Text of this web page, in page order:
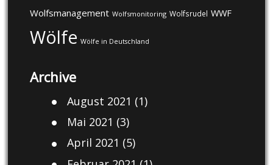
Wolfsmanagement Wolfsmonitoring Wolfsrudel WWF
Wölfe Wölfe in Deutschland
Archive
August 2021 (1)
Mai 2021 (3)
April 2021 (5)